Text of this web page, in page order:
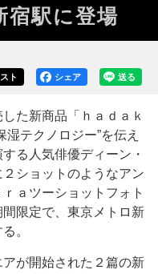
宿駅に登場
送る
シェア
ト
た新商品「ｈａｄａｋ
テクノロジー”を伝え
る人気俳優ディーン・
ショットのようなアン
ａツーショットフォト
限定で、東京メトロ新
。
が開始された２篇の新